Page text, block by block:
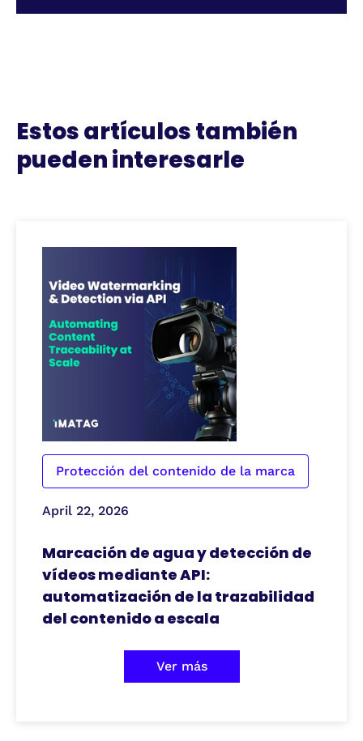
Estos artículos también
pueden interesarle
Protección del contenido de la marca
April 22, 2026
Marcación de agua y detección de
vídeos mediante API:
automatización de la trazabilidad
del contenido a escala
Ver más